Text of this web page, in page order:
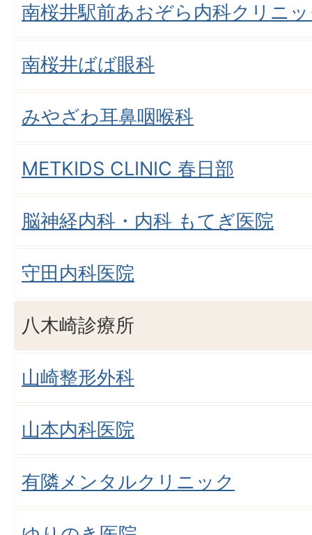
南桜井駅前あおぞら内科クリニ
南桜井ばば眼科
みやざわ耳鼻咽喉科
METKIDS CLINIC 春日部
脳神経内科・内科 もてぎ医院
守田内科医院
八木崎診療所
山崎整形外科
山本内科医院
有隣メンタルクリニック